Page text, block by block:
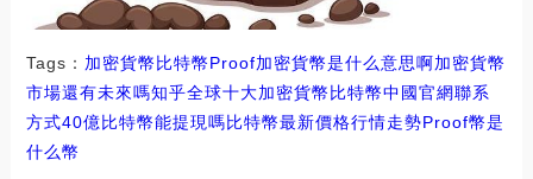
Tags： 加密貨幣 比特幣Proof加密貨幣是什么意思啊加密貨幣
市場還有未來嗎知乎全球十大加密貨幣比特幣中國官網聯系
方式40億比特幣能提現嗎比特幣最新價格行情走勢Proof幣是
什么幣